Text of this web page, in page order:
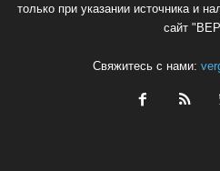
только при указании источника и
сайт
Свяжитесь с нами: